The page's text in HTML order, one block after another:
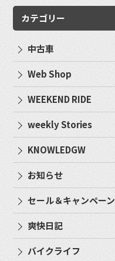
カテゴリー
中古車
Web Shop
WEEKEND RIDE
weekly Stories
KNOWLEDGW
お知らせ
セール＆キャンペーン
爽快日記
バイクライフ